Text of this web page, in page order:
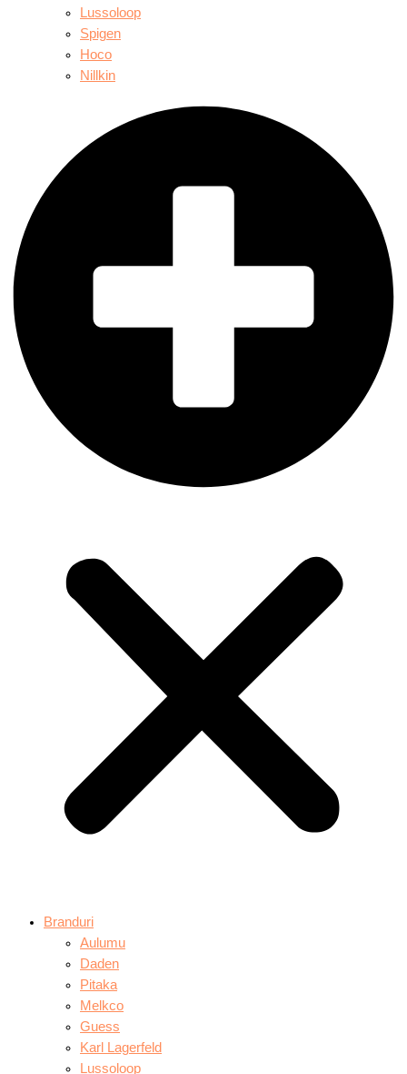
Lussoloop
Spigen
Hoco
Nillkin
Branduri
Aulumu
Daden
Pitaka
Melkco
Guess
Karl Lagerfeld
Lussoloop